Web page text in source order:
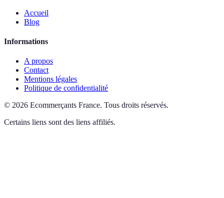
Accueil
Blog
Informations
A propos
Contact
Mentions légales
Politique de confidentialité
© 2026 Ecommerçants France. Tous droits réservés.
Certains liens sont des liens affiliés.